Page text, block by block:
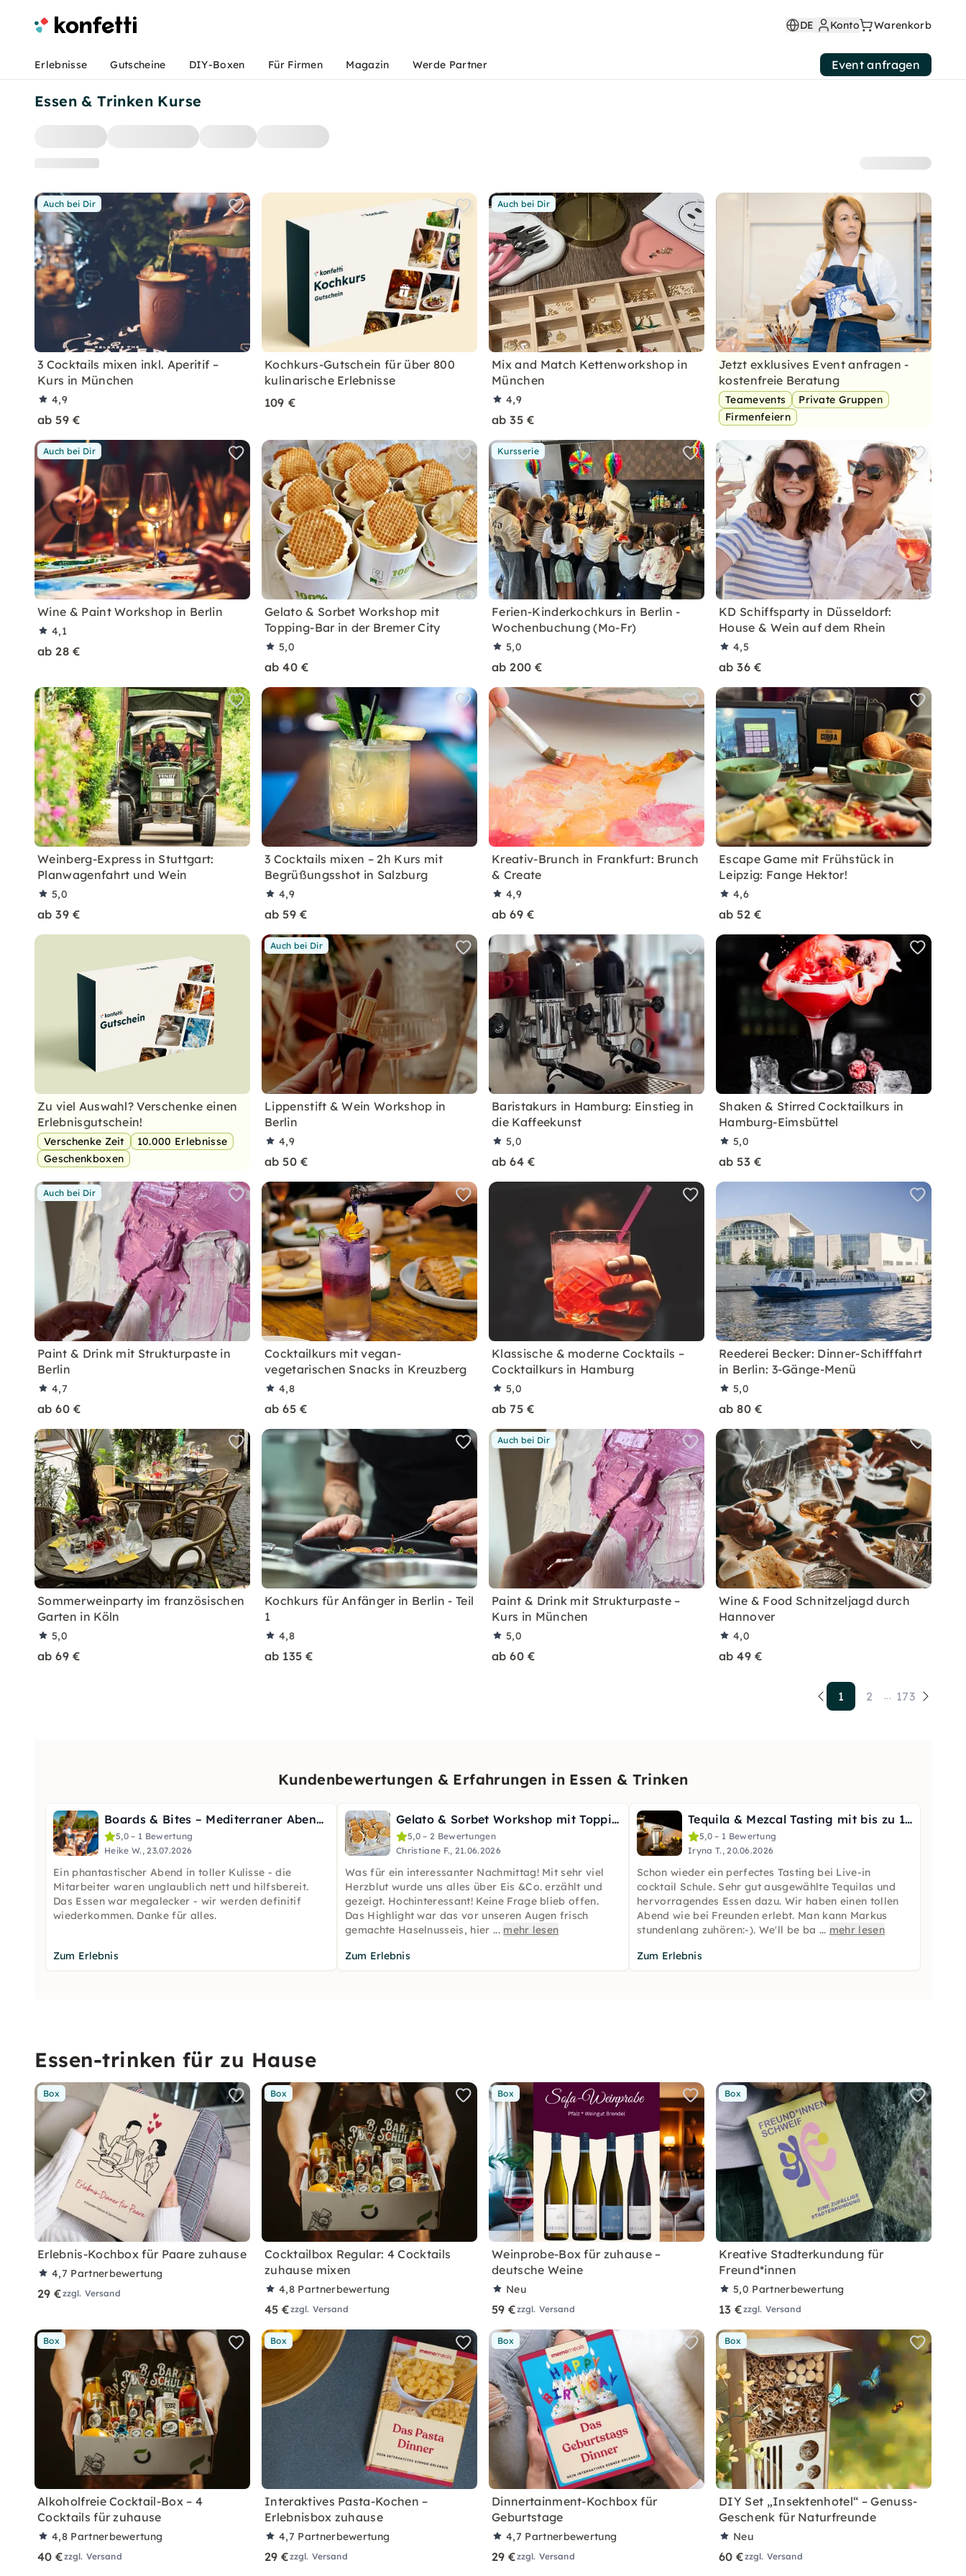
Essen & Trinken Kurse
Auch bei Dir
3 Cocktails mixen inkl. Aperitif –
Kurs in München
4,9
ab 59 €
Kochkurs-Gutschein für über 800
kulinarische Erlebnisse
109 €
Auch bei Dir
Mix and Match Kettenworkshop in
München
4,9
ab 35 €
Jetzt exklusives Event anfragen -
kostenfreie Beratung
Teamevents
Private Gruppen
Firmenfeiern
Auch bei Dir
Wine & Paint Workshop in Berlin
4,1
ab 28 €
Gelato & Sorbet Workshop mit
Topping-Bar in der Bremer City
5,0
ab 40 €
Kursserie
Ferien-Kinderkochkurs in Berlin -
Wochenbuchung (Mo-Fr)
5,0
ab 200 €
KD Schiffsparty in Düsseldorf:
House & Wein auf dem Rhein
4,5
ab 36 €
Weinberg-Express in Stuttgart:
Planwagenfahrt und Wein
5,0
ab 39 €
3 Cocktails mixen – 2h Kurs mit
Begrüßungsshot in Salzburg
4,9
ab 59 €
Kreativ-Brunch in Frankfurt: Brunch
& Create
4,9
ab 69 €
Escape Game mit Frühstück in
Leipzig: Fange Hektor!
4,6
ab 52 €
Zu viel Auswahl? Verschenke einen
Erlebnisgutschein!
Verschenke Zeit
10.000 Erlebnisse
Geschenkboxen
Auch bei Dir
Lippenstift & Wein Workshop in
Berlin
4,9
ab 50 €
Baristakurs in Hamburg: Einstieg in
die Kaffeekunst
5,0
ab 64 €
Shaken & Stirred Cocktailkurs in
Hamburg-Eimsbüttel
5,0
ab 53 €
Auch bei Dir
Paint & Drink mit Strukturpaste in
Berlin
4,7
ab 60 €
Cocktailkurs mit vegan-
vegetarischen Snacks in Kreuzberg
4,8
ab 65 €
Klassische & moderne Cocktails –
Cocktailkurs in Hamburg
5,0
ab 75 €
Reederei Becker: Dinner-Schifffahrt
in Berlin: 3-Gänge-Menü
5,0
ab 80 €
Sommerweinparty im französischen
Garten in Köln
5,0
ab 69 €
Kochkurs für Anfänger in Berlin - Teil
1
4,8
ab 135 €
Auch bei Dir
Paint & Drink mit Strukturpaste –
Kurs in München
5,0
ab 60 €
Wine & Food Schnitzeljagd durch
Hannover
4,0
ab 49 €
1 2 ... 173
Kundenbewertungen & Erfahrungen in Essen & Trinken
Boards & Bites – Mediterraner Abend in Stuttgart
5,0 – 1 Bewertung
Heike W., 23.07.2026
Ein phantastischer Abend in toller Kulisse - die
Mitarbeiter waren unglaublich nett und hilfsbereit.
Das Essen war megalecker - wir werden definitif
wiederkommen. Danke für alles.
Zum Erlebnis
Gelato & Sorbet Workshop mit Topping-Bar in der Bremer City
5,0 – 2 Bewertungen
Christiane F., 21.06.2026
Was für ein interessanter Nachmittag! Mit sehr viel
Herzblut wurde uns alles über Eis &Co. erzählt und
gezeigt. Hochinteressant! Keine Frage blieb offen.
Das Highlight war das vor unseren Augen frisch
gemachte Haselnusseis, hier ... mehr lesen
Zum Erlebnis
Tequila & Mezcal Tasting mit bis zu 11 Proben in Frankfurt
5,0 – 1 Bewertung
Iryna T., 20.06.2026
Schon wieder ein perfectes Tasting bei Live-in
cocktail Schule. Sehr gut ausgewählte Tequilas und
hervorragendes Essen dazu. Wir haben einen tollen
Abend wie bei Freunden erlebt. Man kann Markus
stundenlang zuhören:-). We'll be ba ... mehr lesen
Zum Erlebnis
Essen-trinken für zu Hause
Box
Erlebnis-Kochbox für Paare zuhause
4,7 Partnerbewertung
29 €zzgl. Versand
Box
Cocktailbox Regular: 4 Cocktails
zuhause mixen
4,8 Partnerbewertung
45 €zzgl. Versand
Box
Weinprobe-Box für zuhause –
deutsche Weine
Neu
59 €zzgl. Versand
Box
Kreative Stadterkundung für
Freund*innen
5,0 Partnerbewertung
13 €zzgl. Versand
Box
Alkoholfreie Cocktail-Box – 4
Cocktails für zuhause
4,8 Partnerbewertung
40 €zzgl. Versand
Box
Interaktives Pasta-Kochen –
Erlebnisbox zuhause
4,7 Partnerbewertung
29 €zzgl. Versand
Box
Dinnertainment-Kochbox für
Geburtstage
4,7 Partnerbewertung
29 €zzgl. Versand
Box
DIY Set „Insektenhotel“ – Genuss-
Geschenk für Naturfreunde
Neu
60 €zzgl. Versand
DE Konto Warenkorb
Erlebnisse Gutscheine DIY-Boxen Für Firmen Magazin Werde Partner Event anfragen